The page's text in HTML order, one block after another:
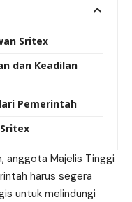
Sritex
dan Keadilan
Pemerintah
anggota Majelis Tinggi
harus segera
untuk melindungi